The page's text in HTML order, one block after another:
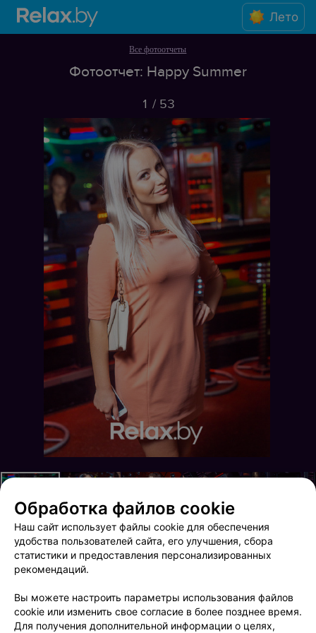
Лето
Все фотоотчеты
Фотоотчет: Happy Summer
1 / 53
Обработка файлов cookie
Наш сайт использует файлы cookie для обеспечения
удобства пользователей сайта, его улучшения, сбора
статистики и предоставления персонализированных
рекомендаций.
Вы можете настроить параметры использования файлов
cookie или изменить свое согласие в более позднее время.
Для получения дополнительной информации о целях,